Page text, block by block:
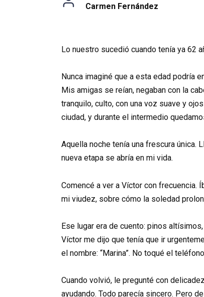
Carmen Fernández
Lo nuestro sucedió cuando tenía ya 62
Nunca imaginé que a esta edad podría
Mis amigas se reían, negaban con la
tranquilo, culto, con una voz suave y
ciudad, y durante el intermedio
Aquella noche tenía una frescura única.
nueva etapa se abría en mi vida.
Comencé a ver a Víctor con frecuencia.
mi viudez, sobre cómo la soledad
Ese lugar era de cuento: pinos
Víctor me dijo que tenía que ir
el nombre: “Marina”. No toqué el
Cuando volvió, le pregunté con
ayudando. Todo parecía sincero. Pero